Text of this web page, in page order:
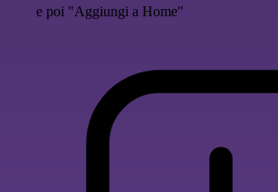
e poi "Aggiungi a Home"